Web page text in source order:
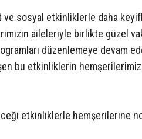
ve sosyal etkinliklerle daha
aileleriyle birlikte güzel
düzenlemeye devam
bu etkinliklerin
etkinliklerle hemşerilerine